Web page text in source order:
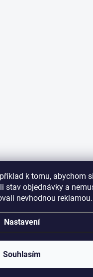
k tomu, abychom
stav objednávky a
nevhodnou reklamou.
Nastavení
Souhlasím